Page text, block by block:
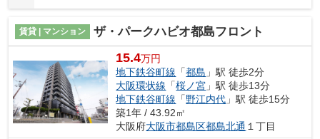
賃貸 | マンション ザ・パークハビオ都島フロント
15.4万円
地下鉄谷町線 「都島 」駅 徒歩2分
大阪環状線 「桜ノ宮 」駅 徒歩13分
地下鉄谷町線 「野江内代 」駅 徒歩15分
築1年 / 43.92㎡
大阪府大阪市都島区都島北通 １丁目